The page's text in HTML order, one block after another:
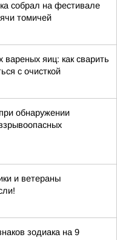
собрал на фестивале
томичей
яиц: как сварить
с очисткой
обнаружении
и ветераны
зодиака на 9